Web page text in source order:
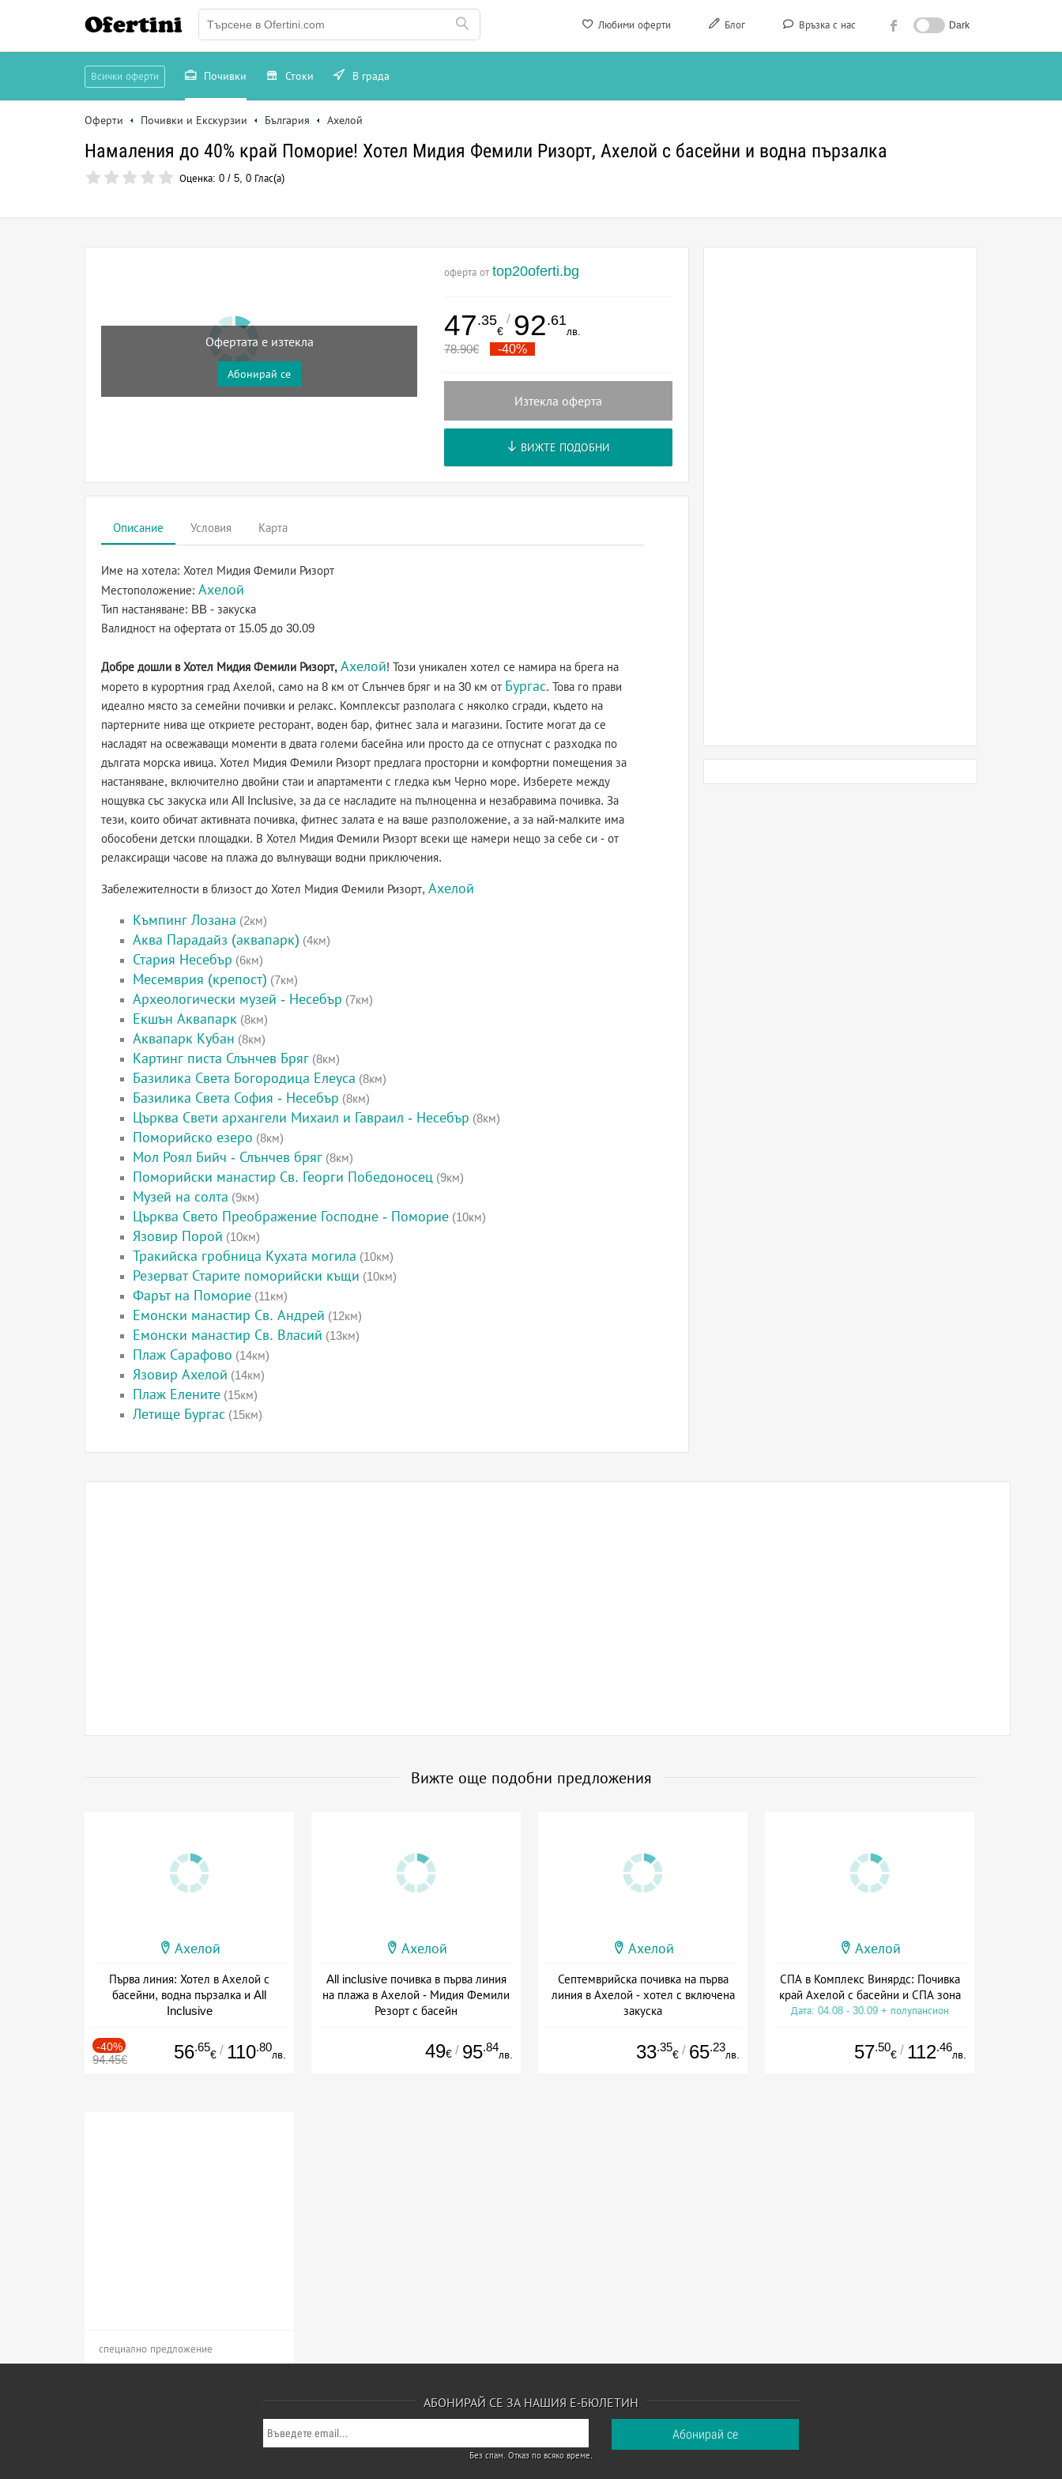
Любими оферти Блог Връзка с нас Dark
Ofertini
Всички оферти Почивки Стоки В града
Оферти Почивки и Екскурзии България Ахелой
Намаления до 40% край Поморие! Хотел Мидия Фемили Ризорт, Ахелой с басейни и водна пързалка
Оценка: 0 / 5, 0 Глас(а)
Офертата е изтекла
Абонирай се
оферта от top20oferti.bg
47.35
€
/ 92.61
лв.
78.90€ -40%
Изтекла оферта
ВИЖТЕ ПОДОБНИ
Описание Условия Карта
Име на хотела: Хотел Мидия Фемили Ризорт
Местоположение: Ахелой
Тип настаняване: BB - закуска
Валидност на офертата от 15.05 до 30.09
Добре дошли в Хотел Мидия Фемили Ризорт, Ахелой! Този уникален хотел се намира на брега на
морето в курортния град Ахелой, само на 8 км от Слънчев бряг и на 30 км от Бургас. Това го прави
идеално място за семейни почивки и релакс. Комплексът разполага с няколко сгради, където на
партерните нива ще откриете ресторант, воден бар, фитнес зала и магазини. Гостите могат да се
насладят на освежаващи моменти в двата големи басейна или просто да се отпуснат с разходка по
дългата морска ивица. Хотел Мидия Фемили Ризорт предлага просторни и комфортни помещения за
настаняване, включително двойни стаи и апартаменти с гледка към Черно море. Изберете между
нощувка със закуска или All Inclusive, за да се насладите на пълноценна и незабравима почивка. За
тези, които обичат активната почивка, фитнес залата е на ваше разположение, а за най-малките има
обособени детски площадки. В Хотел Мидия Фемили Ризорт всеки ще намери нещо за себе си - от
релаксиращи часове на плажа до вълнуващи водни приключения.
Забележителности в близост до Хотел Мидия Фемили Ризорт, Ахелой
Къмпинг Лозана (2км)
Аква Парадайз (аквапарк) (4км)
Стария Несебър (6км)
Месемврия (крепост) (7км)
Археологически музей - Несебър (7км)
Екшън Аквапарк (8км)
Аквапарк Кубан (8км)
Картинг писта Слънчев Бряг (8км)
Базилика Света Богородица Елеуса (8км)
Базилика Света София - Несебър (8км)
Църква Свети архангели Михаил и Гавраил - Несебър (8км)
Поморийско езеро (8км)
Мол Роял Бийч - Слънчев бряг (8км)
Поморийски манастир Св. Георги Победоносец (9км)
Музей на солта (9км)
Църква Свето Преображение Господне - Поморие (10км)
Язовир Порой (10км)
Тракийска гробница Кухата могила (10км)
Резерват Старите поморийски къщи (10км)
Фарът на Поморие (11км)
Емонски манастир Св. Андрей (12км)
Емонски манастир Св. Власий (13км)
Плаж Сарафово (14км)
Язовир Ахелой (14км)
Плаж Елените (15км)
Летище Бургас (15км)
Вижте още подобни предложения
Ахелой
Първа линия: Хотел в Ахелой с
басейни, водна пързалка и All
Inclusive
-40%
94.45€ 56.65
€ / 110.80
лв.
Ахелой
All inclusive почивка в първа линия
на плажа в Ахелой - Мидия Фемили
Резорт с басейн
49€ / 95.84
лв.
Ахелой
Септемврийска почивка на първа
линия в Ахелой - хотел с включена
закуска
33.35
€ / 65.23
лв.
Ахелой
СПА в Комплекс Винярдс: Почивка
край Ахелой с басейни и СПА зона
Дата: 04.08 - 30.09 + полупансион
57.50
€ / 112.46
лв.
специално предложение
АБОНИРАЙ СЕ ЗА НАШИЯ Е-БЮЛЕТИН
Без спам. Отказ по всяко време.